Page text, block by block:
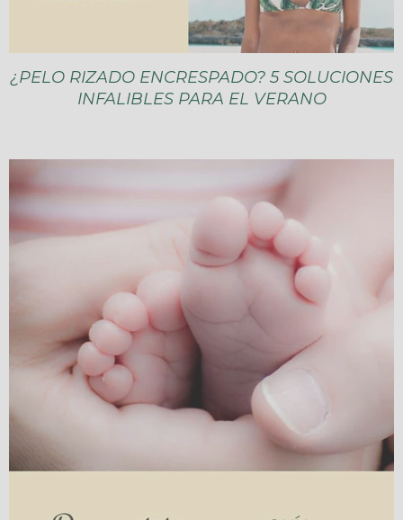
¿PELO RIZADO ENCRESPADO? 5 SOLUCIONES
INFALIBLES PARA EL VERANO